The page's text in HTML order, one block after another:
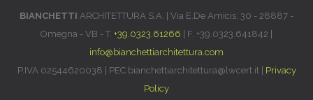
BIANCHETTI ARCHITETTURA S.A. | Via E.De Amicis, 30 - 28887 -
Omegna - VB - T. +39.0323.61266 | F. +39.0323.641842
info@bianchettiarchitettura.com
P.IVA 02544620038 | PEC bianchettiarchitettura@lwcert.it | Privacy
Policy